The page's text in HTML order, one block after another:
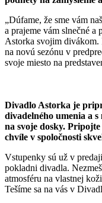
„Dúfame, že sme vám
a prajeme vám slnečné
Astorka svojim divákom.
na novú sezónu v
svoje miesto na
Divadlo Astorka je
divadelného umenia a
na svoje dosky.
chvíle v spoločnosti
Vstupenky sú už v
pokladni divadla.
atmosféru na vlastnej
Tešíme sa na vás v